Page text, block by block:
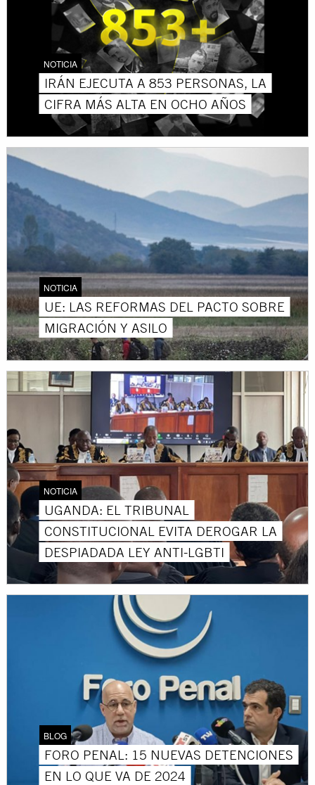
NOTICIA
IRÁN EJECUTA A 853 PERSONAS, LA
CIFRA MÁS ALTA EN OCHO AÑOS
NOTICIA
UE: LAS REFORMAS DEL PACTO SOBRE
MIGRACIÓN Y ASILO
NOTICIA
UGANDA: EL TRIBUNAL
CONSTITUCIONAL EVITA DEROGAR LA
DESPIADADA LEY ANTI-LGBTI
BLOG
FORO PENAL: 15 NUEVAS DETENCIONES
EN LO QUE VA DE 2024